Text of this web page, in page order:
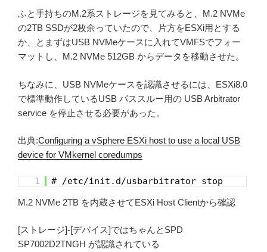
ふと手持ちのM.2系ストレージを見てみると、M.2 NVMe
の2TB SSDが2枚余っていたので、片方をESXi用とする
か、とまずはUSB NVMeケースに入れてVMFSでフォー
マットし、M.2 NVMe 512GB からデータを移動させた。
ちなみに、USB NVMeケースを認識させるには、ESXi8.0
で標準動作しているUSB パススルー用の USB Arbitrator
service を停止させる必要があった。
出典:Configuring a vSphere ESXi host to use a local USB
device for VMkernel coredumps
1 # /etc/init.d/usbarbitrator stop
M.2 NVMe 2TB を内蔵させてESXi Host Clientから確認
[ストレージ]-[デバイス]ではちゃんとSPD
SP7002D2TNGH が認識されている